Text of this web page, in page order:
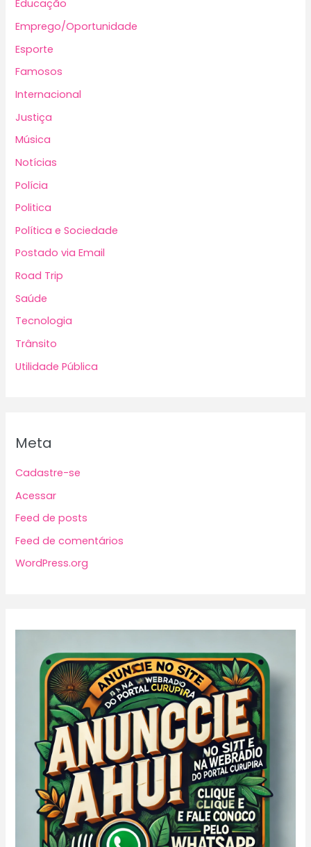
Educação
Emprego/Oportunidade
Esporte
Famosos
Internacional
Justiça
Música
Notícias
Polícia
Politica
Política e Sociedade
Postado via Email
Road Trip
Saúde
Tecnologia
Trânsito
Utilidade Pública
Meta
Cadastre-se
Acessar
Feed de posts
Feed de comentários
WordPress.org